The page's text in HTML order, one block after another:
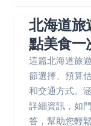
北海道旅
點美食一
這篇北海道旅
節選擇、預算
和交通方式。
詳細資訊，如
答，幫助您輕